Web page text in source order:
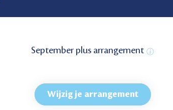
September plus arrangement
Wijzig je arrangement